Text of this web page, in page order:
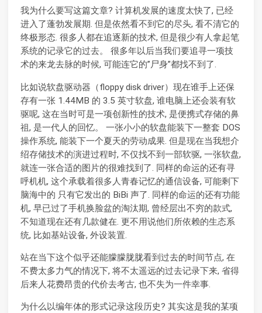
我为什么要写这篇文章? 计算机发展的速度太快了, 已经
进入了蓬勃发展期. 但是依然看不到它的尽头, 看不清它的
终极形态. 很多人都在追逐新的技术, 但是很少有人拿起笔
系统的记录它的过去。 很多年以后当我们要追寻一项技
术的来龙去脉的时候, 可能连它的”尸身”都找不到了.
比如说软盘驱动器（floppy disk driver）现在谁手上还保
存有一张 1.44MB 的 3.5 英寸软盘, 谁电脑上还会装有软
驱呢, 这在当时可是一项创新性的技术, 是便携式存储的鼻
祖, 是一代人的回忆。 一张小小的软盘能装下一整套 DOS
操作系统, 能装下一个夏天的劳动成果. 但是现在当我想介
绍存储技术的演进过程时, 不仅找不到一部软驱, 一张软盘,
就连一张合适的图片的很难找到了. 同样的命运的还有寻
呼机机, 这个承载着很多人青春记忆的通信设备, 可能剩下
脑海中的 只有它发出的 BiBi 声了. 同样的命运的还有功能
机, 早已过了手机换脸盆的淘汰期, 曾经层出不穷的款式,
不知道现在还有几款健在. 更不用说他们所依赖的生态系
统, 比如基站设备, 外设装置.
站在当下这个似乎还能朦朦胧胧看到过去的时间节点, 在
不费太多力气的情况下, 将不太遥远的过去记录下来, 省得
后来人花费昂贵的代价去考古, 也不失为一件幸事.
为什么以编年体的形式记录这段历史? 其实这是我的某项